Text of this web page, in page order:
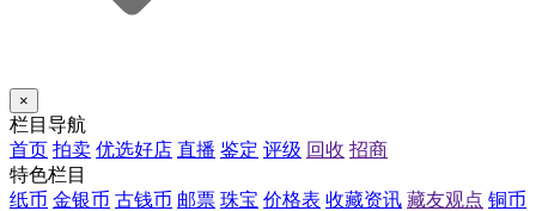
×
栏目导航
首页 拍卖 优选好店 直播 鉴定 评级 回收 招商
特色栏目
纸币 金银币 古钱币 邮票 珠宝 价格表 收藏资讯 藏友观点 铜币